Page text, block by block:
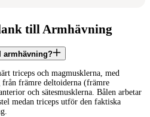
till Armhävning
armhävning?
triceps och magmusklerna, med
från främre deltoiderna (främre
och sätesmusklerna. Bålen arbetar
medan triceps utför den faktiska